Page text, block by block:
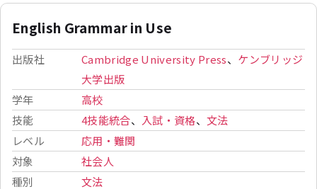
English Grammar in Use
出版社 Cambridge University Press、 ケンブリッジ
大学出版
学年
高校
技能
4技能統合、 入試・資格、文法
レベル
応用・難関
対象
社会人
種別
文法